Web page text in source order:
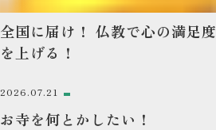
全国に届け！ 仏教で心の満足度
を上げる！
2026.07.21
お寺を何とかしたい！